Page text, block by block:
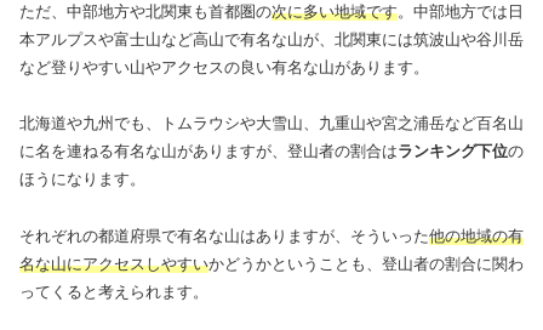
ただ、中部地方や北関東も首都圏の次に多い地域です。中部地方では日
本アルプスや富士山など高山で有名な山が、北関東には筑波山や谷川岳
など登りやすい山やアクセスの良い有名な山があります。
北海道や九州でも、トムラウシや大雪山、九重山や宮之浦岳など百名山
に名を連ねる有名な山がありますが、登山者の割合はランキング下位の
ほうになります。
それぞれの都道府県で有名な山はありますが、そういった他の地域の有
名な山にアクセスしやすいかどうかということも、登山者の割合に関わ
ってくると考えられます。